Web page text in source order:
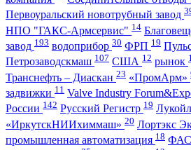
Первоуральский новотрубный завод
НПО "ГАКС-Армсервис" 14
завод 193 водоприбор 30 ФРП 19
Петрозаводскмаш 107 США 12 рынок
Транснефть – Диаскан 23 «ПромАрм»
задвижки 11 Valve Industry
России 142 Русский Регистр 19 Лукойл
«ИркутскНИИхиммаш» 20 Лортэкс
промышленная автоматизация 18 ФАС